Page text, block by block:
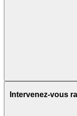
Intervenez-vous